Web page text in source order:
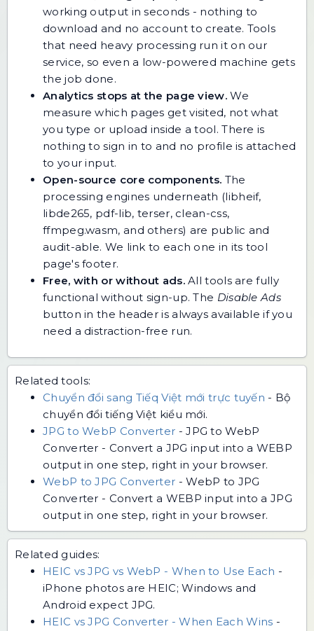
working output in seconds - nothing to
download and no account to create. Tools
that need heavy processing run it on our
service, so even a low-powered machine gets
the job done.
Analytics stops at the page view.We
measure which pages get visited, not what
you type or upload inside a tool. There is
nothing to sign in to and no profile is attached
to your input.
Open-source core components. The
processing engines underneath (libheif,
libde265, pdf-lib, terser, clean-css,
ffmpeg.wasm, and others) are public and
audit-able. We link to each one in its tool
page's footer.
Free, with or without ads.All tools are fully
functional without sign-up. The Disable Ads
button in the header is always available if you
need a distraction-free run.
Related tools:
Chuyển đổi sang Tiếq Việt mới trực tuyến - Bộ
chuyển đổi tiếng Việt kiểu mới.
JPG to WebP Converter -JPG to WebP
Converter - Convert a JPG input into a WEBP
output in one step, right in your browser.
WebP to JPG Converter -WebP to JPG
Converter - Convert a WEBP input into a JPG
output in one step, right in your browser.
Related guides:
HEIC vs JPG vs WebP - When to Use Each -
iPhone photos are HEIC; Windows and
Android expect JPG.
HEIC vs JPG Converter - When Each Wins -